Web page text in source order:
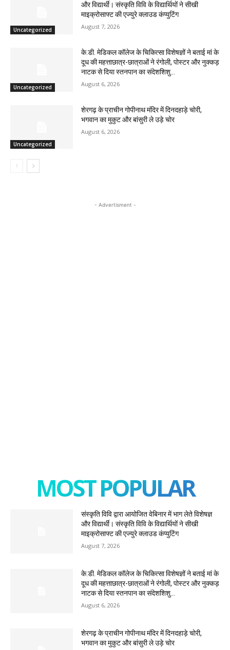
Uncategorized
और विद्यार्थी। संस्कृति विवि के विद्यार्थियों ने सीखी
माइक्रोसाफ्ट की एज्युरे क्लाउड कंप्युटिंग
August 7, 2026
Uncategorized
के.डी. मेडिकल कॉलेज के चिकित्सा विशेषज्ञों ने बताई मां के
दूध की महत्ताछात्र-छात्राओं ने रंगोली, पोस्टर और नुक्कड़
नाटक से दिया स्तनपान का संदेशशिशु...
August 6, 2026
Uncategorized
शेरगढ़ के प्राचीन गोपीनाथ मंदिर में दिनदहाड़े चोरी,
भगवान का मुकुट और बांसुरी ले उड़े चोर
August 6, 2026
- Advertisment -
MOST POPULAR
संस्कृति विवि द्वारा आयोजित वेबिनार में भाग लेते विशेषज्ञ
और विद्यार्थी। संस्कृति विवि के विद्यार्थियों ने सीखी
माइक्रोसाफ्ट की एज्युरे क्लाउड कंप्युटिंग
August 7, 2026
के.डी. मेडिकल कॉलेज के चिकित्सा विशेषज्ञों ने बताई मां के
दूध की महत्ताछात्र-छात्राओं ने रंगोली, पोस्टर और नुक्कड़
नाटक से दिया स्तनपान का संदेशशिशु...
August 6, 2026
शेरगढ़ के प्राचीन गोपीनाथ मंदिर में दिनदहाड़े चोरी,
भगवान का मुकुट और बांसुरी ले उड़े चोर